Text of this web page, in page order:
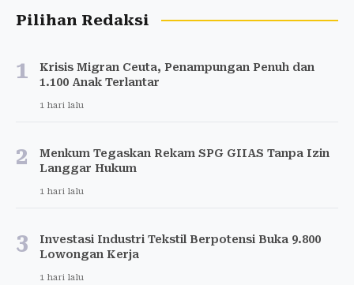
Pilihan Redaksi
1
Krisis Migran Ceuta, Penampungan Penuh dan
1.100 Anak Terlantar
1 hari lalu
2
Menkum Tegaskan Rekam SPG GIIAS Tanpa Izin
Langgar Hukum
1 hari lalu
3
Investasi Industri Tekstil Berpotensi Buka 9.800
Lowongan Kerja
1 hari lalu